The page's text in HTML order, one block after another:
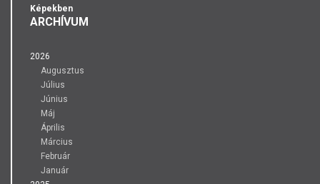
Képekben
ARCHÍVUM
2026
Augusztus
Július
Június
Máj
Április
Március
Február
Január